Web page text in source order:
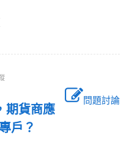
問題討論
期貨商應
戶？